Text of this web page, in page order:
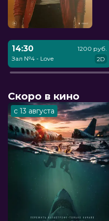
14:30
Зал №4 - Love
1200 руб.
2D
Скоро в кино
с 13 августа